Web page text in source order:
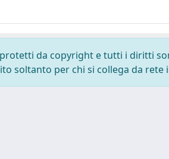
da copyright e tutti i diritti
soltanto per chi si collega da rete